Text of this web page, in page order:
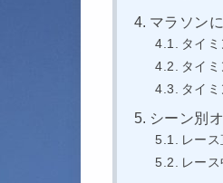
マラソン
タイ
タイ
タイ
シーン別
レー
レー